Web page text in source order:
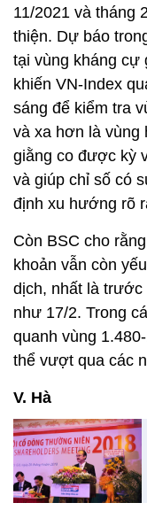
11/2021 và tháng
thiện. Dự báo
tại vùng kháng cự
khiến VN-Index
sáng để kiểm tra
và xa hơn là vùng
giằng co được kỳ
và giúp chỉ số có
định xu hướng rõ
Còn BSC cho
khoản vẫn còn
dịch, nhất là trước
như 17/2. Trong
quanh vùng
thể vượt qua các
V. Hà